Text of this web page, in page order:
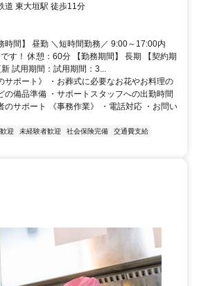
道 東大垣駅 徒歩11分
時間】 昼勤 ＼短時間勤務／ 9:00～17:00内
す！ 休憩：60分 【勤務期間】 長期 【契約期
試用期間：試用期間：3...
サポート》 ・お葬式に必要なお花やお料理の
の備品準備 ・サポートスタッフへの出勤時間
のサポート 《事務作業》 ・電話対応 ・お問い
迎 未経験者歓迎 社会保険完備
交通費支給